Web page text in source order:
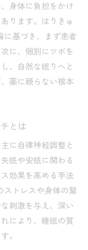
ポートする方法
の実際の効果
改善のポイント
睡眠を目指す
響と仕組み
の活用法
アプローチ解説
然な眠り
安眠ツボの解説
るツボの押し方
副交感神経刺激
眠気を誘う方
身体に負担をかけ
ります。はりきゅ
に基づき、まず患者
に、個別にツボを
、自然な眠りへと
薬に頼らない根本
とは
に自律神経調整と
眠や安眠に関わる
効果を高める手法
ストレスや身体の緊
刺激を与え、深い
により、睡眠の質
。